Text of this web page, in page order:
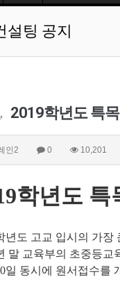
설팅 공지
2019학년도 특
인2 0 10,201
학년도
년도 고교 입시의 가장
말 교육부의 초중등교
일 동시에 원서접수를